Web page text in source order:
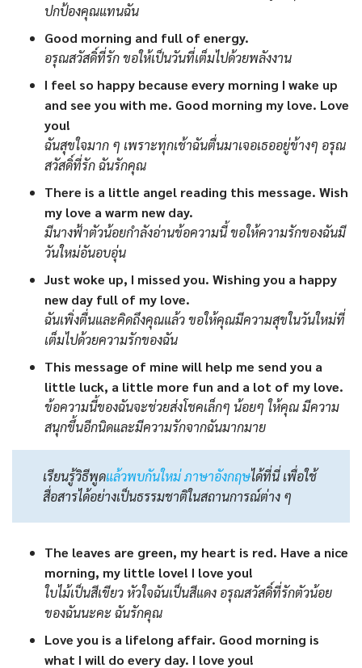
ปกป้องคุณแทนฉัน
Good morning and full of energy.
อรุณสวัสดิ์ที่รัก ขอให้เป็นวันที่เต็มไปด้วยพลังงาน
I feel so happy because every morning I wake up
and see you with me. Good morning my love. Love
you!
ฉันสุขใจมาก ๆ เพราะทุกเช้าฉันตื่นมาเจอเธออยู่ข้างๆ อรุณ
สวัสดิ์ที่รัก ฉันรักคุณ
There is a little angel reading this message. Wish
my love a warm new day.
มีนางฟ้าตัวน้อยกำลังอ่านข้อความนี้ ขอให้ความรักของฉันมี
วันใหม่อันอบอุ่น
Just woke up, I missed you. Wishing you a happy
new day full of my love.
ฉันเพิ่งตื่นและคิดถึงคุณแล้ว ขอให้คุณมีความสุขในวันใหม่ที่
เต็มไปด้วยความรักของฉัน
This message of mine will help me send you a
little luck, a little more fun and a lot of my love.
ข้อความนี้ของฉันจะช่วยส่งโชคเล็กๆ น้อยๆ ให้คุณ มีความ
สนุกขึ้นอีกนิดและมีความรักจากฉันมากมาย
เรียนรู้วิธีพูดแล้วพบกันใหม่ ภาษาอังกฤษได้ที่นี่ เพื่อใช้
สื่อสารได้อย่างเป็นธรรมชาติในสถานการณ์ต่าง ๆ
The leaves are green, my heart is red. Have a nice
morning, my little love! I love you!
ใบไม้เป็นสีเขียว หัวใจฉันเป็นสีแดง อรุณสวัสดิ์ที่รักตัวน้อย
ของฉันนะคะ ฉันรักคุณ
Love you is a lifelong affair. Good morning is
what I will do every day. I love you!